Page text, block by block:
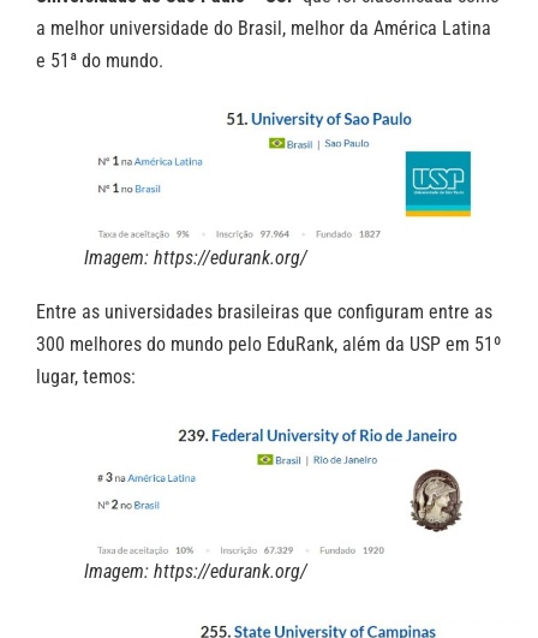
a melhor universidade do Brasil, melhor da América Latina
e 51ª do mundo.
Imagem: https://edurank.org/
Entre as universidades brasileiras que configuram entre as
300 melhores do mundo pelo EduRank, além da USP em 51º
lugar, temos:
Imagem: https://edurank.org/